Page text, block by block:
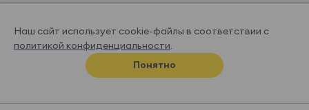
© OGOGOHOME, 2026
Спроектировано и нарисовано вСупрематике
Наш сайт использует cookie-файлы в соответствии с
политикой конфиденциальности.
Понятно